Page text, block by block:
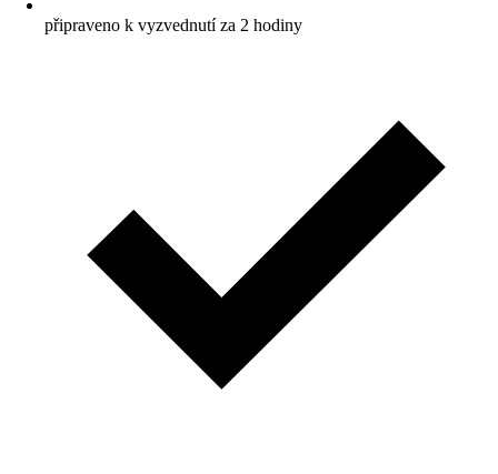
připraveno k vyzvednutí za 2 hodiny